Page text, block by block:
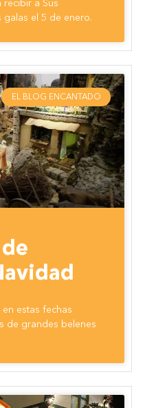
a Sus
galas el 5 de enero.
EL BLOG ENCANTADO
estas fechas
de grandes belenes